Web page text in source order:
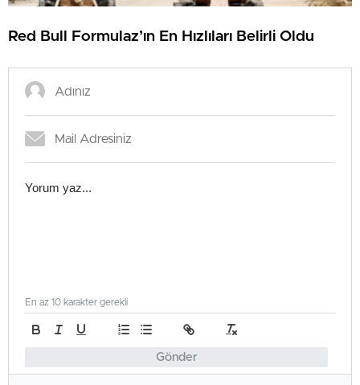
Red Bull Formulaz’ın En Hızlıları Belirli Oldu
Gönder
En az 10 karakter gerekli